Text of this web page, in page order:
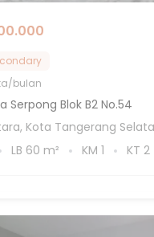
bulan
Serpong Blok B2 No.54
Kota Tangerang
LB 60 m² KM 1 KT 2